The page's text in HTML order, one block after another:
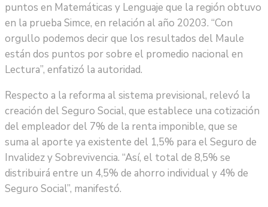
puntos en Matemáticas y Lenguaje que la región obtuvo
en la prueba Simce, en relación al año 20203. “Con
orgullo podemos decir que los resultados del Maule
están dos puntos por sobre el promedio nacional en
Lectura”, enfatizó la autoridad.
Respecto a la reforma al sistema previsional, relevó la
creación del Seguro Social, que establece una cotización
del empleador del 7% de la renta imponible, que se
suma al aporte ya existente del 1,5% para el Seguro de
Invalidez y Sobrevivencia. “Así, el total de 8,5% se
distribuirá entre un 4,5% de ahorro individual y 4% de
Seguro Social”, manifestó.